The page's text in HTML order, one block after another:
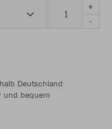
+
-
Deutschland
bequem